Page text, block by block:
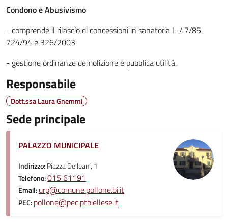
Condono e Abusivismo
- comprende il rilascio di concessioni in sanatoria L. 47/85,
724/94 e 326/2003.
- gestione ordinanze demolizione e pubblica utilità.
Responsabile
Dott.ssa Laura Gnemmi
Sede principale
PALAZZO MUNICIPALE
Indirizzo:Piazza Delleani, 1
Telefono:015 61191
Email:urp@comune.pollone.bi.it
PEC:pollone@pec.ptbiellese.it